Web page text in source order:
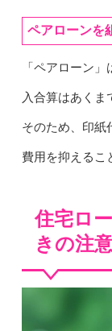
ペアローンを
「ペアローン
入合算はあくま
そのため、印紙
費用を抑えるこ
住宅ロ
きの注